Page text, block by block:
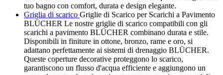
tuo bagno con comfort, durata e design elegante.
Griglia di scarico Griglie di Scarico per Scarichi a Pavimento
BLÜCHER Le nostre griglie di scarico compatibili con gli
scarichi a pavimento BLÜCHER combinano durata e stile.
Disponibili in finiture in ottone, bronzo, rame e oro, si
adattano perfettamente ai sistemi di drenaggio BLÜCHER.
Queste coperture decorative proteggono lo scarico,
garantiscono un flusso d'acqua efficiente e aggiungono un